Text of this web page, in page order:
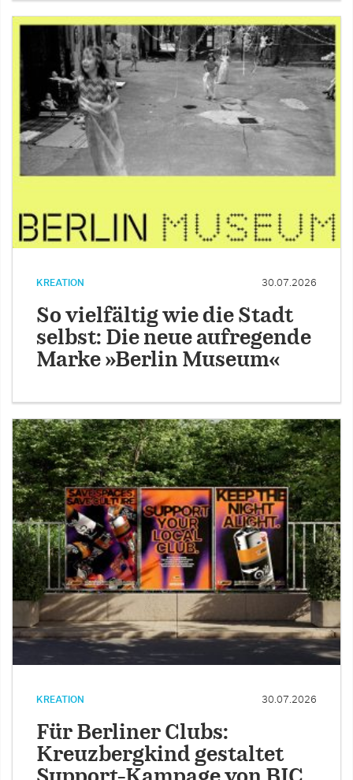
KREATION 30.07.2026
So vielfältig wie die Stadt
selbst: Die neue aufregende
Marke »Berlin Museum«
KREATION 30.07.2026
Für Berliner Clubs:
Kreuzbergkind gestaltet